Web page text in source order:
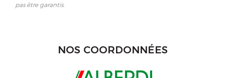
pas être garantis.
NOS COORDONNÉES